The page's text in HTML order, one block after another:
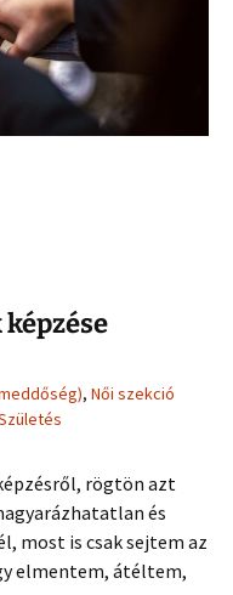
, Női szekció
rögtön azt
és
most is csak sejtem az
elmentem, átéltem,